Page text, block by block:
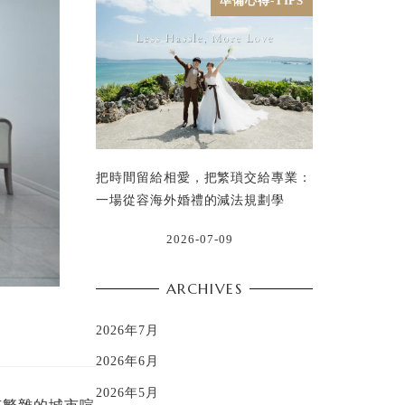
把時間留給相愛，把繁瑣交給專業：
一場從容海外婚禮的減法規劃學
2026-07-09
ARCHIVES
2026年7月
2026年6月
2026年5月